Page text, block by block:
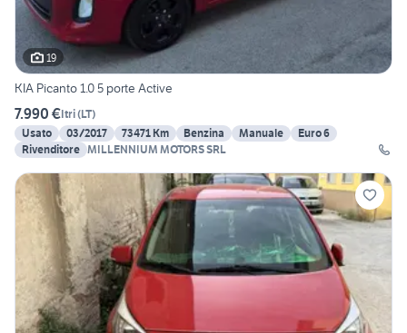
19
KIA Picanto 1.0 5 porte Active
7.990 €Itri(LT)
Usato
03/2017 73471 Km Benzina Manuale
Euro 6
Rivenditore MILLENNIUM MOTORS SRL